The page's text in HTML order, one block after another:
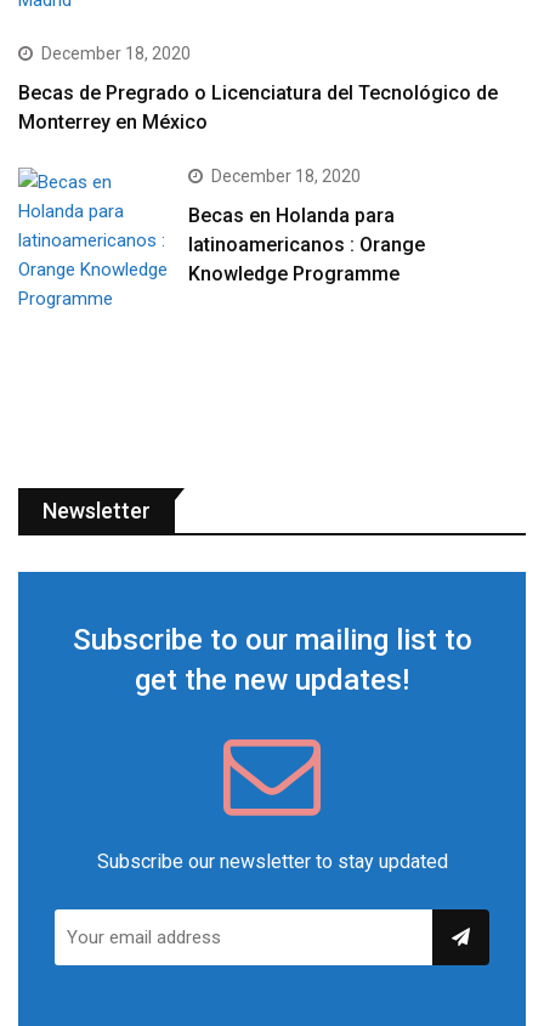
December 18, 2020
Becas de Pregrado o Licenciatura del Tecnológico de
Monterrey en México
December 18, 2020
Becas en Holanda para
latinoamericanos : Orange
Knowledge Programme
Newsletter
Subscribe to our mailing list to
get the new updates!
Subscribe our newsletter to stay updated